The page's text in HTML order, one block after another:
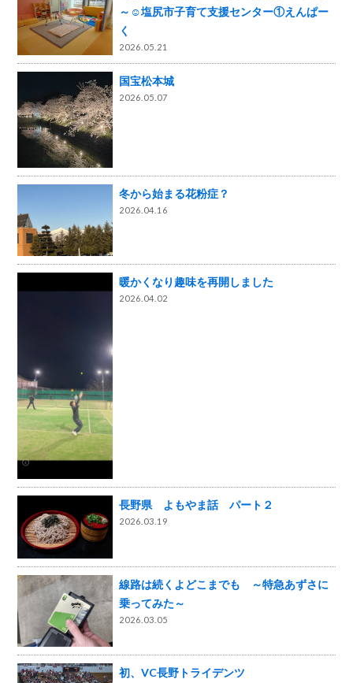
～☺️塩尻市子育て支援センター①えんぱー
く
2026.05.21
国宝松本城
2026.05.07
冬から始まる花粉症？
2026.04.16
暖かくなり趣味を再開しました
2026.04.02
長野県 よもやま話 パート２
2026.03.19
線路は続くよどこまでも ～特急あずさに
乗ってみた～
2026.03.05
初、VC長野トライデンツ